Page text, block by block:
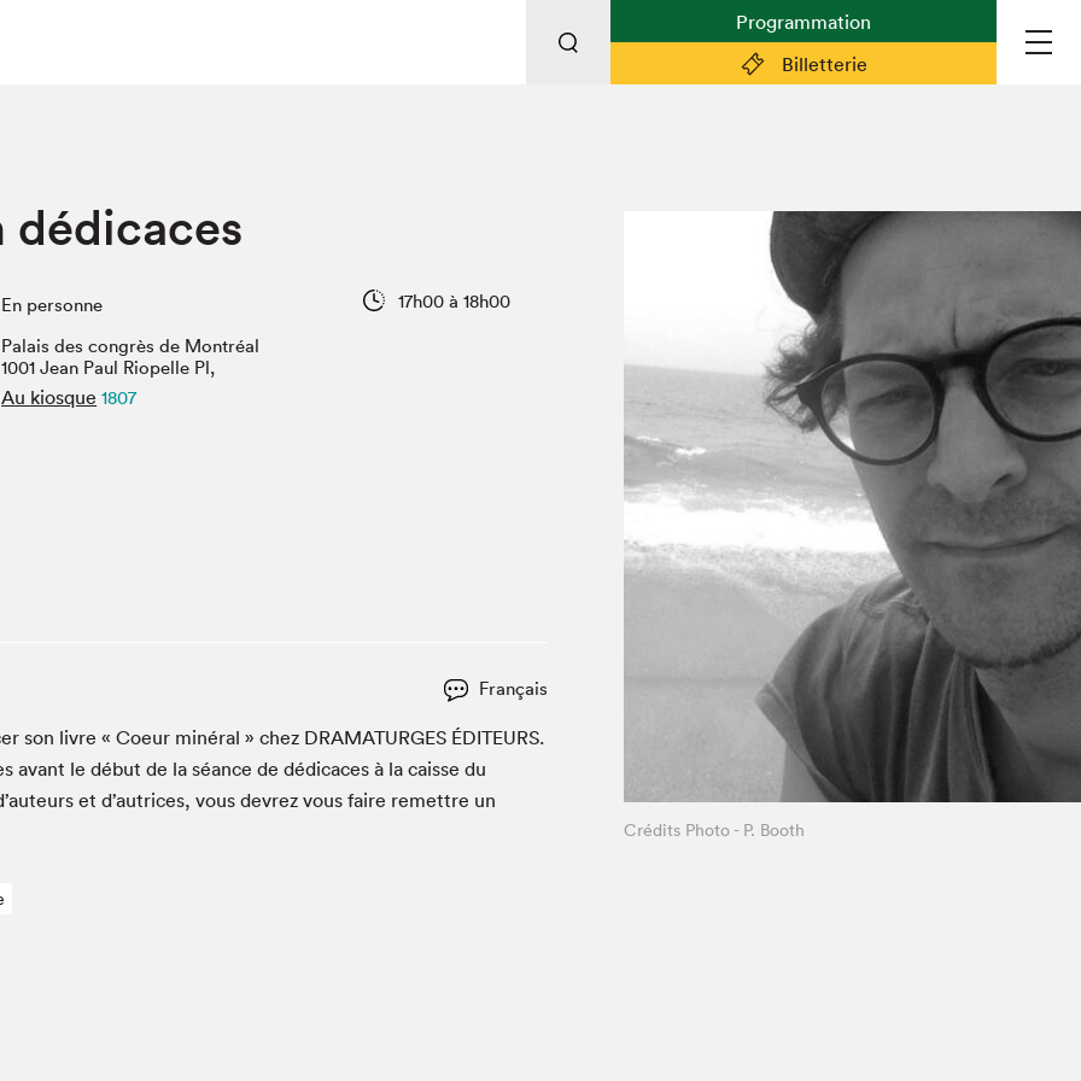
Billetterie
Programmation
Vidéos et balados
Le Salon dans ta classe
Liseur Public
Matinées scolaires Hydro-Québec
Plan du Salon
Préparer sa visite
Espace exposant·e·s
Espace enseignant·e·s
Espace participant⋅e⋅s
Espace Salon dans la ville
Espace bénévoles
À propos du Salon
Liste des exposant·e·s
Liste des auteur·rice·s
dédicaces
En personne
17h00 à 18h00
Palais des congrès de Montréal
1001 Jean Paul Riopelle Pl,
Au kiosque 1807
Français
son livre « Coeur minéral » chez DRA­MATURGES ÉDI­TEURS.
avant le début de la séance de dédi­caces à la caisse du
et d’autrices, vous devrez vous faire remet­tre un
Crédits Photo - P. Booth